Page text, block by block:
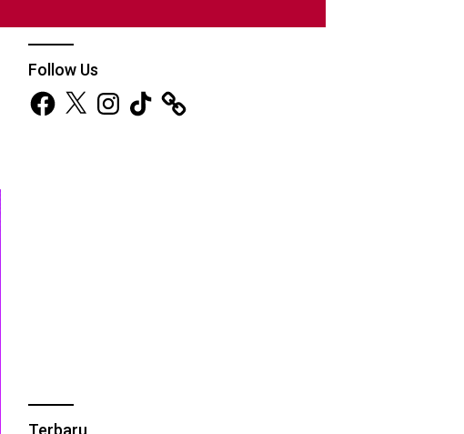
Follow Us
Facebook
X InstagramTikTok
Terbaru